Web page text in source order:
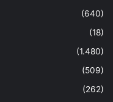
(640)
(18)
(1.480)
(509)
(262)